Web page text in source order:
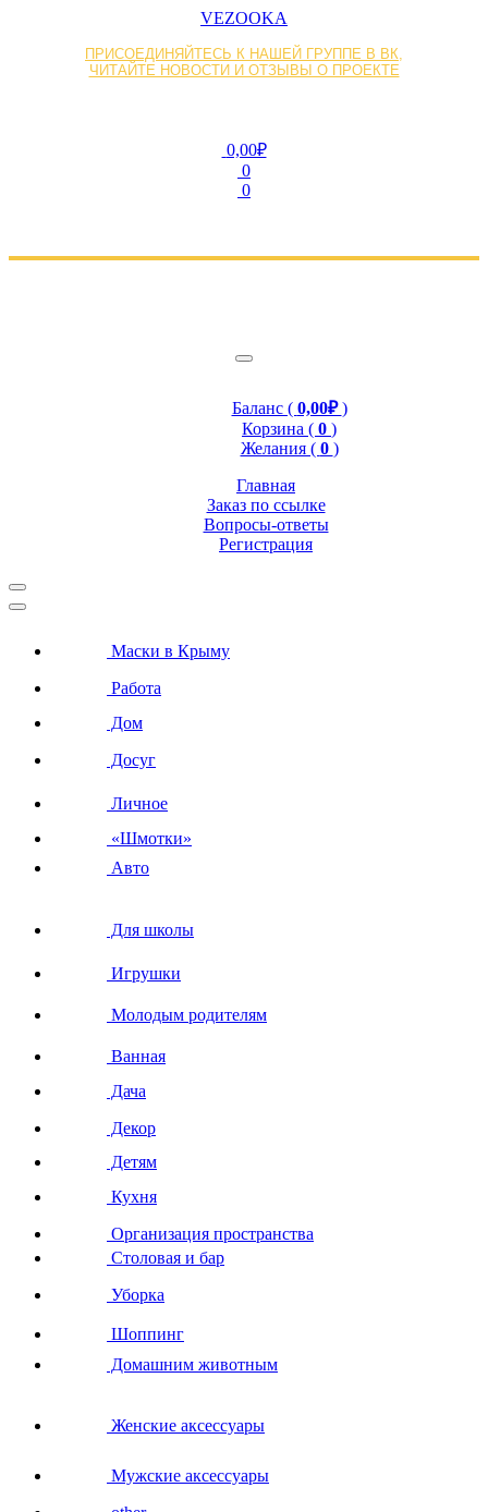
VEZOOKA
ПРИСОЕДИНЯЙТЕСЬ К НАШЕЙ ГРУППЕ В ВК,
ЧИТАЙТЕ НОВОСТИ И ОТЗЫВЫ О ПРОЕКТЕ
0,00₽
0
0
Баланс ( 0,00₽)
Корзина ( 0 )
Желания ( 0 )
Главная
Заказ по ссылке
Вопросы-ответы
Регистрация
Маски в Крыму
Работа
Дом
Досуг
Личное
«Шмотки»
Авто
Для школы
Игрушки
Молодым родителям
Ванная
Дача
Декор
Детям
Кухня
Организация пространства
Столовая и бар
Уборка
Шоппинг
Домашним животным
Женские аксессуары
Мужские аксессуары